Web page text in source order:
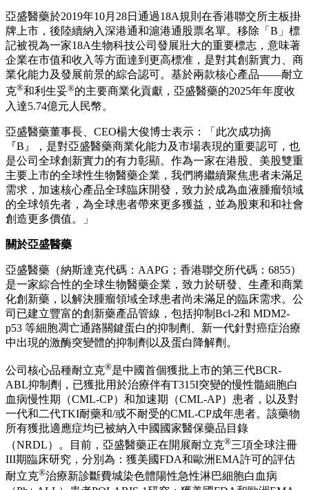
亞盛醫藥於2019年10月 28日通過18A規則在香港聯交所主板掛
牌上市，後陸續納入深港通和滬港通股票名單。移除「 B」 標
記被視為一家18A生物科技公司發展壯大的重要標志，意味著
企業在市值和收入等方面達到更高標准，是對其創新實力、商
業化能力及發展前景的綜合認可。基於兩款核心產品——耐立
克®和利生妥®的主要商業化貢獻，亞盛醫藥的2025年年度收
入達5.74億元人民幣。
亞盛醫藥董事長、 CEO楊大俊博士表示：「此次成功摘
『B』
，是對亞盛醫藥商業化能力及市場表現的重要認可，也
是公司全球創新實力的有力彰顯。作為一家在港股、美股雙重
主要上市的全球性生物醫藥企業，我們將繼續聚焦患者未滿足
需求，加速核心產品全球臨床開發，致力於成為血液腫瘤領域
的全球領先者，為全球患者帶來更多獲益，並為股東和和社會
創造更多價值。」
關於亞盛醫藥
亞盛醫藥（納斯達克代碼： AAPG ；香港聯交所代碼： 6855）
是一家綜合性的全球生物醫藥企業，致力於研發、生產和商業
化創新藥，以解決腫瘤領域全球患者尚未滿足的臨床需求。公
司已建立豐富的創新藥產品管線，包括抑制 Bcl-2和 MDM2-
p53 等細胞凋亡通路關鍵蛋白的抑制劑、新一代針對癌症治療
中出現的激酶突變體的抑制劑以及蛋白降解劑。
公司核心品種耐立克®是中國首個獲批上市的第三代BCR-
ABL抑制劑，已獲批用於治療伴有T315I突變的慢性髓細胞白
血病慢性期（CML-CP）和加速期（CML-AP）患者，以及對
一代和二代TKI耐藥和/或不耐受的CML-CP成年患者。該藥物
所有獲批適應症均已被納入中國國家醫保藥品目錄
（NRDL）。目前，亞盛醫藥正在開展耐立克®三項全球注冊
III期臨床研究，分別為：獲美國FDA和歐洲EMA許可的評估
耐立克®治療新診斷費城染色體陽性急性淋巴細胞白血病